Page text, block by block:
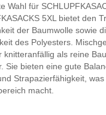
Wahl für
5XL bietet den
der Baumwolle sowie
des Polyesters.
knitteranfällig als reine
Sie bieten eine gute
Strapazierfähigkeit,
macht.